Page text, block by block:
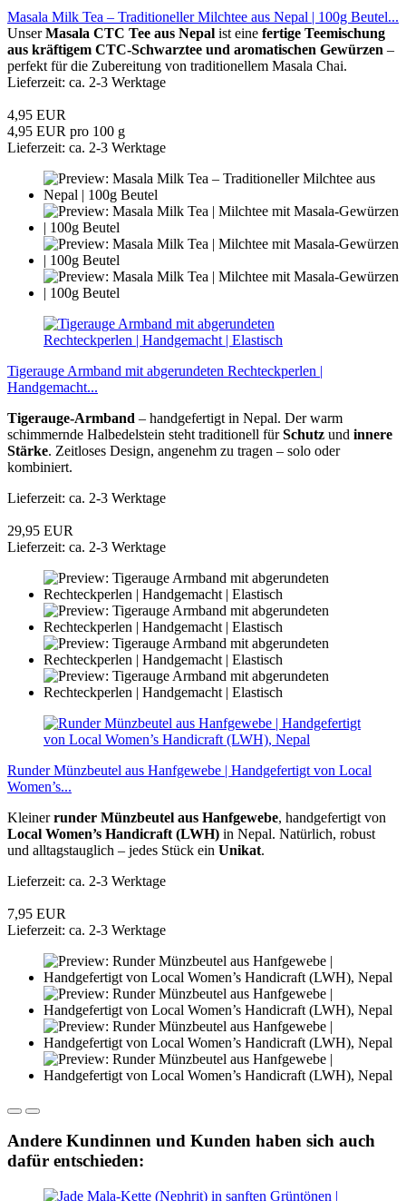
Masala Milk Tea – Traditioneller Milchtee aus Nepal | 100g Beutel...
UnserMasala CTC Tee aus Nepal ist eine fertige Teemischung
aus kräftigem CTC-Schwarztee und aromatischen Gewürzen –
perfekt für die Zubereitung von traditionellem Masala Chai.
Lieferzeit: ca. 2-3 Werktage
4,95 EUR
4,95 EUR pro 100 g
Lieferzeit: ca. 2-3 Werktage
Tigerauge Armband mit abgerundeten Rechteckperlen |
Handgemacht...
Tigerauge-Armband – handgefertigt in Nepal. Der warm
schimmernde Halbedelstein steht traditionell fürSchutz und innere
Stärke. Zeitloses Design, angenehm zu tragen – solo oder
kombiniert.
Lieferzeit: ca. 2-3 Werktage
29,95 EUR
Lieferzeit: ca. 2-3 Werktage
Runder Münzbeutel aus Hanfgewebe | Handgefertigt von Local
Women’s...
Kleinerrunder Münzbeutel aus Hanfgewebe, handgefertigt von
Local Women’s Handicraft (LWH) in Nepal. Natürlich, robust
und alltagstauglich – jedes Stück ein Unikat.
Lieferzeit: ca. 2-3 Werktage
7,95 EUR
Lieferzeit: ca. 2-3 Werktage
Andere Kundinnen und Kunden haben sich auch
dafür entschieden: